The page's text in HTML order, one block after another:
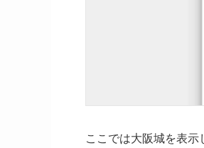
ここでは大阪城を表示